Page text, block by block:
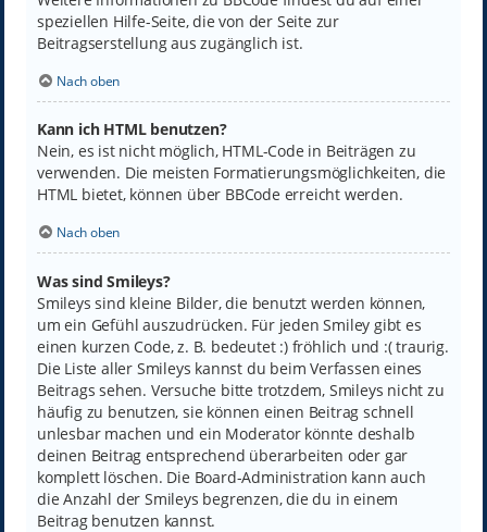
speziellen Hilfe-Seite, die von der Seite zur
Beitragserstellung aus zugänglich ist.
Nach oben
Kann ich HTML benutzen?
Nein, es ist nicht möglich, HTML-Code in Beiträgen zu
verwenden. Die meisten Formatierungsmöglichkeiten, die
HTML bietet, können über BBCode erreicht werden.
Nach oben
Was sind Smileys?
Smileys sind kleine Bilder, die benutzt werden können,
um ein Gefühl auszudrücken. Für jeden Smiley gibt es
einen kurzen Code, z. B. bedeutet :) fröhlich und :( traurig.
Die Liste aller Smileys kannst du beim Verfassen eines
Beitrags sehen. Versuche bitte trotzdem, Smileys nicht zu
häufig zu benutzen, sie können einen Beitrag schnell
unlesbar machen und ein Moderator könnte deshalb
deinen Beitrag entsprechend überarbeiten oder gar
komplett löschen. Die Board-Administration kann auch
die Anzahl der Smileys begrenzen, die du in einem
Beitrag benutzen kannst.